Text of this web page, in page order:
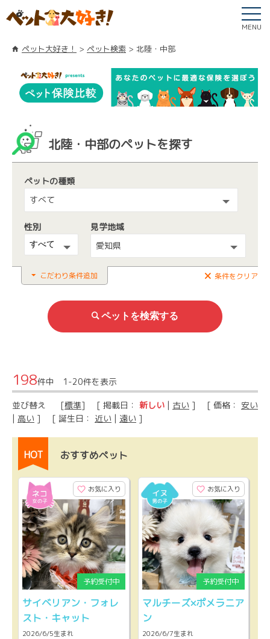
MENU
ペット大好き！ ペット検索 北陸・中部
北陸・中部のペットを探す
ペットの種類
すべて
性別
見学地域
愛知県
こだわり条件追加 条件をクリア
198件中 1-20件を表示
並び替え [標準] [ 掲載日： 新しい | 古い ] [ 価格： 安い
| 高い ] [ 誕生日： 近い | 遠い ]
HOT おすすめペット
お気に入り
サイベリアン・フォレ
スト・キャット
2026/6/5生まれ
お気に入り
マルチーズ×ポメラニア
ン
2026/6/7生まれ